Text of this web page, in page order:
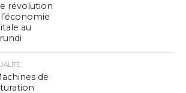
révolution
au
de